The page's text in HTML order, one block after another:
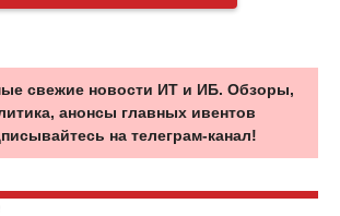
свежие новости ИТ и ИБ. Обзоры,
анонсы главных ивентов
на телеграм-канал!